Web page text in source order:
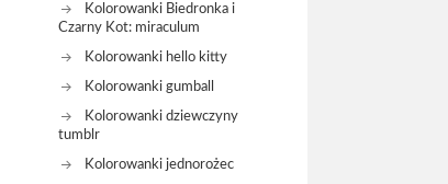
Kolorowanki Biedronka i
Czarny Kot: miraculum
Kolorowanki hello kitty
Kolorowanki gumball
Kolorowanki dziewczyny
tumblr
Kolorowanki jednorożec